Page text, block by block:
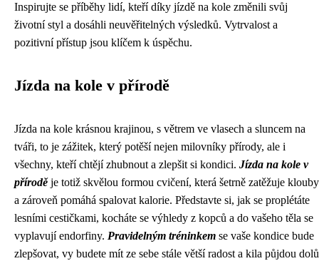
Inspirujte se příběhy lidí, kteří díky jízdě na kole změnili svůj
životní styl a dosáhli neuvěřitelných výsledků. Vytrvalost a
pozitivní přístup jsou klíčem k úspěchu.
Jízda na kole v přírodě
Jízda na kole krásnou krajinou, s větrem ve vlasech a sluncem na
tváři, to je zážitek, který potěší nejen milovníky přírody, ale i
všechny, kteří chtějí zhubnout a zlepšit si kondici. Jízda na kole v
příroděje totiž skvělou formou cvičení, která šetrně zatěžuje klouby
a zároveň pomáhá spalovat kalorie. Představte si, jak se proplétáte
lesními cestičkami, kocháte se výhledy z kopců a do vašeho těla se
vyplavují endorfiny. Pravidelným tréninkem se vaše kondice bude
zlepšovat, vy budete mít ze sebe stále větší radost a kila půjdou dolů